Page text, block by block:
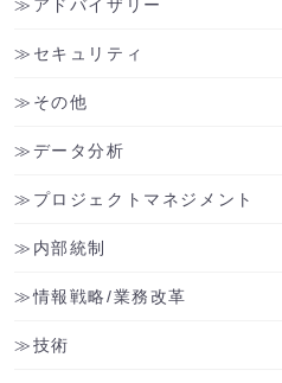
アドバイザリー
セキュリティ
その他
データ分析
プロジェクトマネジメント
内部統制
情報戦略/業務改革
技術